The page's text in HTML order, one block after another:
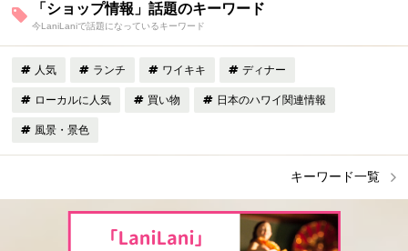
「ショップ情報」話題のキーワード
今LaniLaniで話題になっているキーワード
人気 ランチ ワイキキ ディナー
ローカルに人気 買い物 日本のハワイ関連情報
風景・景色
キーワード一覧